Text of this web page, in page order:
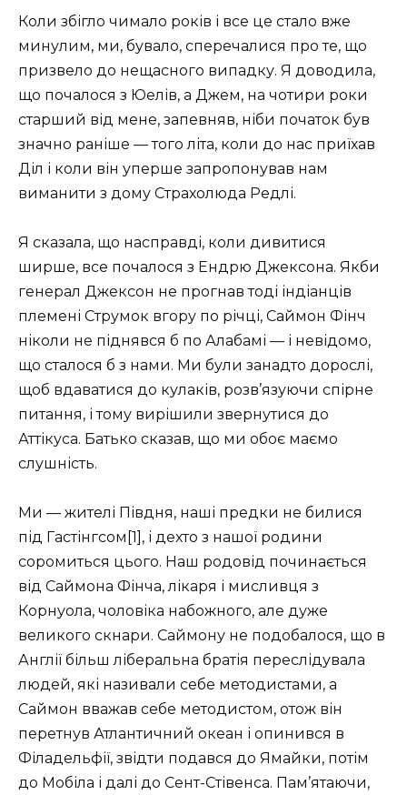
Коли збігло чимало років і все це стало вже
минулим, ми, бувало, сперечалися про те, що
призвело до нещасного випадку. Я доводила,
що почалося з Юелів, а Джем, на чотири роки
старший від мене, запевняв, ніби початок був
значно раніше — того літа, коли до нас приїхав
Діл і коли він уперше запропонував нам
виманити з дому Страхолюда Редлі.
Я сказала, що насправді, коли дивитися
ширше, все почалося з Ендрю Джексона. Якби
генерал Джексон не прогнав тоді індіанців
племені Струмок вгору по річці, Саймон Фінч
ніколи не піднявся б по Алабамі — і невідомо,
що сталося б з нами. Ми були занадто дорослі,
щоб вдаватися до кулаків, розв’язуючи спірне
питання, і тому вирішили звернутися до
Аттікуса. Батько сказав, що ми обоє маємо
слушність.
Ми — жителі Півдня, наші предки не билися
під Гастінгсом[1], і дехто з нашої родини
соромиться цього. Наш родовід починається
від Саймона Фінча, лікаря і мисливця з
Корнуола, чоловіка набожного, але дуже
великого скнари. Саймону не подобалося, що в
Англії більш ліберальна братія переслідувала
людей, які називали себе методистами, а
Саймон вважав себе методистом, отож він
перетнув Атлантичний океан і опинився в
Філадельфії, звідти подався до Ямайки, потім
до Мобіла і далі до Сент-Стівенса. Пам’ятаючи,